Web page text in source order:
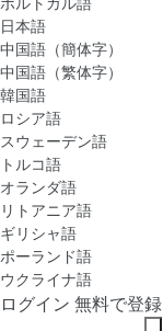
日本語
中国語（簡体字）
中国語（繁体字）
韓国語
ロシア語
スウェーデン語
トルコ語
オランダ語
リトアニア語
ギリシャ語
ポーランド語
ウクライナ語
ログイン 無料で登録